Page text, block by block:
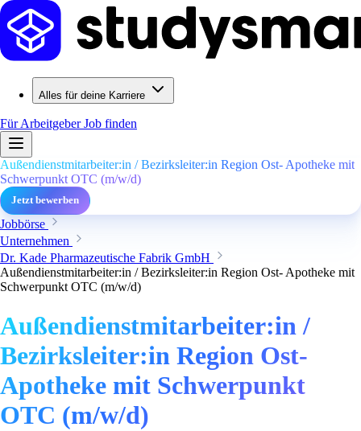
Alles für deine Karriere
Für ArbeitgeberJob finden
Außendienstmitarbeiter:in / Bezirksleiter:in Region Ost- Apotheke mit
Schwerpunkt OTC (m/w/d)
Jetzt bewerben
Jobbörse
Unternehmen
Dr. Kade Pharmazeutische Fabrik GmbH
Außendienstmitarbeiter:in / Bezirksleiter:in Region Ost- Apotheke mit
Schwerpunkt OTC (m/w/d)
Außendienstmitarbeiter:in /
Bezirksleiter:in Region Ost-
Apotheke mit Schwerpunkt
OTC (m/w/d)